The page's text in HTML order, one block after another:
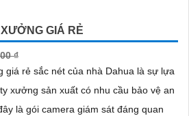
GIÁ RẺ
₫
giá rẻ sắc nét của nhà Dahua là sự lựa
xưởng sản xuất có nhu cầu bảo vệ an
là gói camera giám sát đáng quan